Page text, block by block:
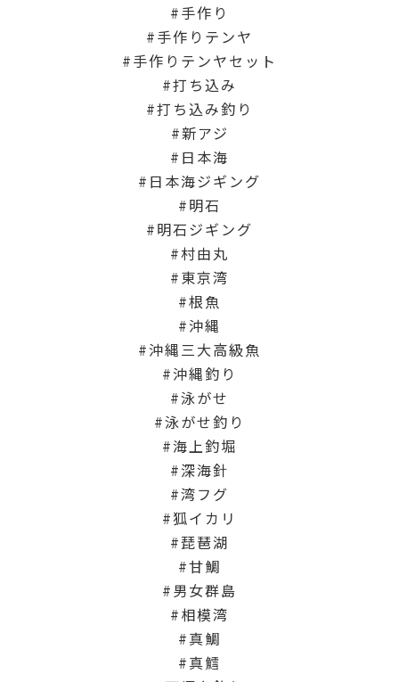
手作り
手作りテンヤ
手作りテンヤセット
打ち込み
打ち込み釣り
新アジ
日本海
日本海ジギング
明石
明石ジギング
村由丸
東京湾
根魚
沖縄
沖縄三大高級魚
沖縄釣り
泳がせ
泳がせ釣り
海上釣堀
深海針
湾フグ
狐イカリ
琵琶湖
甘鯛
男女群島
相模湾
真鯛
真鱈